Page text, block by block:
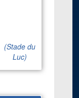
(Stade du
Luc)